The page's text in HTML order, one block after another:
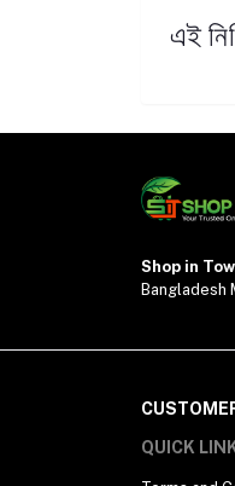
এই
Shop in
Bangladesh
QUICK